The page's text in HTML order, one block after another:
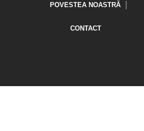
POVESTEA NOASTRĂ
CONTACT